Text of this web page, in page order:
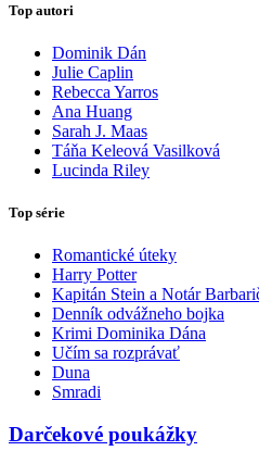
Top autori
Dominik Dán
Julie Caplin
Rebecca Yarros
Ana Huang
Sarah J. Maas
Táňa Keleová Vasilková
Lucinda Riley
Top série
Romantické úteky
Harry Potter
Kapitán Stein a Notár
Denník odvážneho bojka
Krimi Dominika Dána
Učím sa rozprávať
Duna
Smradi
Darčekové poukážky